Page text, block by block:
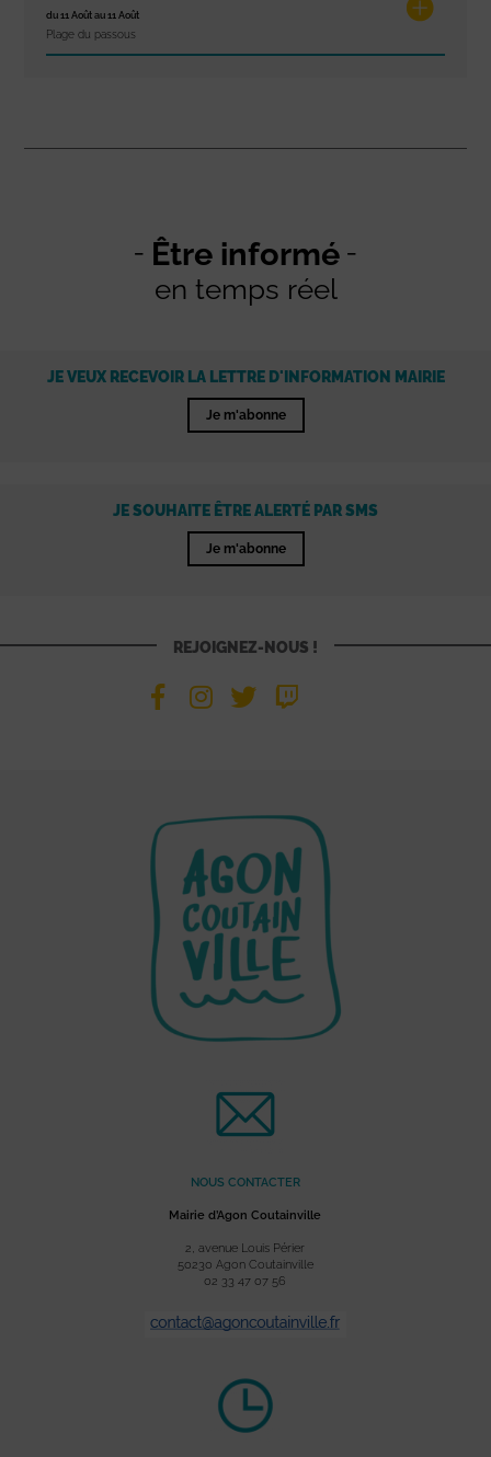
du 11 Août au 11 Août
Plage du passous
Être informé
en temps réel
JE VEUX RECEVOIR LA LETTRE D'INFORMATION MAIRIE
Je m'abonne
JE SOUHAITE ÊTRE ALERTÉ PAR SMS
Je m'abonne
REJOIGNEZ-NOUS !
NOUS CONTACTER
Mairie d’Agon Coutainville
2, avenue Louis Périer
50230 Agon Coutainville
02 33 47 07 56